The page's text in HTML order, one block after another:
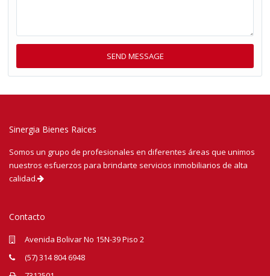
Sinergia Bienes Raices
Somos un grupo de profesionales en diferentes áreas que unimos
nuestros esfuerzos para brindarte servicios inmobiliarios de alta
calidad.
Contacto
Avenida Bolivar No 15N-39 Piso 2
(57) 314 804 6948